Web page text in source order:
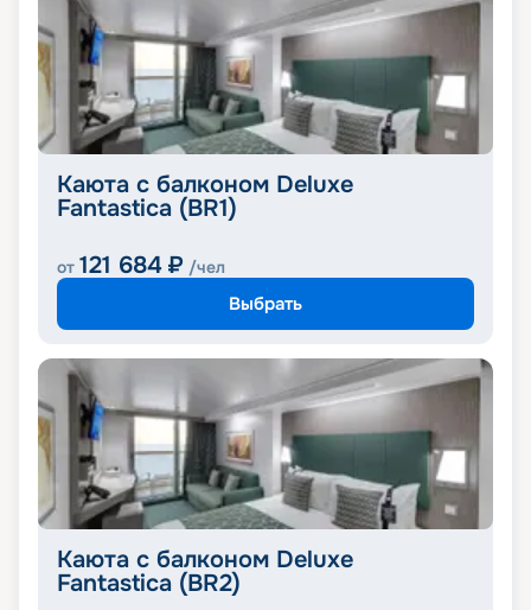
Каюта с балконом Deluxe
Fantastica (BR1)
от 121 684 ₽ /чел
Выбрать
Каюта с балконом Deluxe
Fantastica (BR2)